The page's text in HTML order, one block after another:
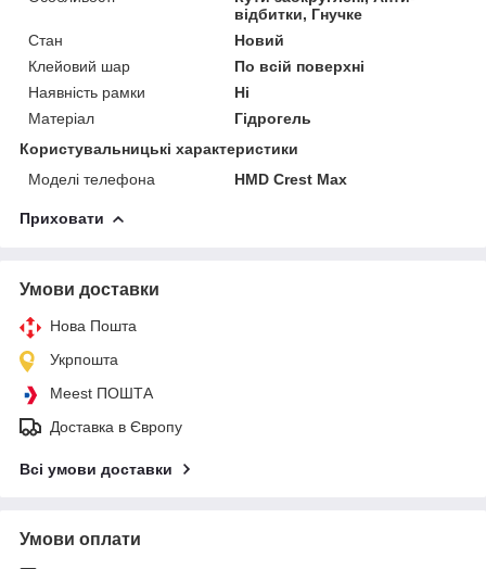
відбитки, Гнучке
Стан
Новий
Клейовий шар
По всій поверхні
Наявність рамки
Ні
Матеріал
Гідрогель
Користувальницькі характеристики
Моделі телефона
HMD Crest Max
Приховати
Умови доставки
Нова Пошта
Укрпошта
Meest ПОШТА
Доставка в Європу
Всі умови доставки
Умови оплати